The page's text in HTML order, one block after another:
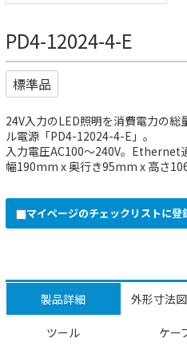
PD4-12024-4-E
標準品
24V入力のLED照明を消費電力の総
ル電源「PD4-12024-4-E」。
入力電圧AC100～240V。Ethernet
幅190mm x 奥行き95mm x 高さ
マイページのチェックリストに登
製品詳細 外形寸法
ツール ケー